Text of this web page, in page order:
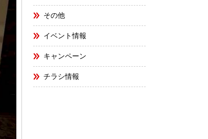
その他
イベント情報
キャンペーン
チラシ情報